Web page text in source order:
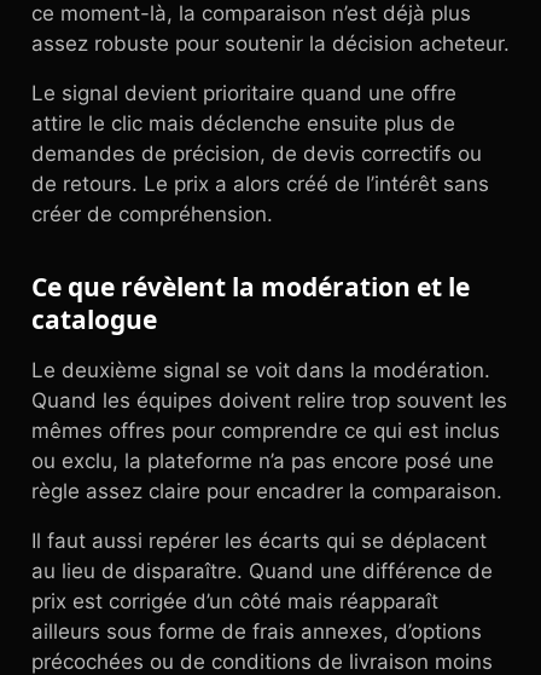
ce moment-là, la comparaison n’est déjà plus
assez robuste pour soutenir la décision acheteur.
Le signal devient prioritaire quand une offre
attire le clic mais déclenche ensuite plus de
demandes de précision, de devis correctifs ou
de retours. Le prix a alors créé de l’intérêt sans
créer de compréhension.
Ce que révèlent la modération et le
catalogue
Le deuxième signal se voit dans la modération.
Quand les équipes doivent relire trop souvent les
mêmes offres pour comprendre ce qui est inclus
ou exclu, la plateforme n’a pas encore posé une
règle assez claire pour encadrer la comparaison.
Il faut aussi repérer les écarts qui se déplacent
au lieu de disparaître. Quand une différence de
prix est corrigée d’un côté mais réapparaît
ailleurs sous forme de frais annexes, d’options
précochées ou de conditions de livraison moins